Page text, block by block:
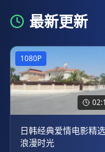
最新更新
1080P
日韩经典爱情电影精
浪漫时光